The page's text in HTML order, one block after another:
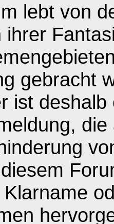
lebt von
ihrer
gebracht
ist